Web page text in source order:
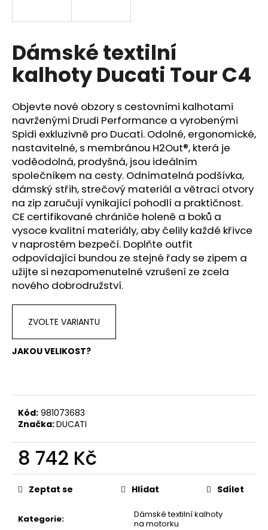
Dámské textilní
kalhoty Ducati Tour C4
Objevte nové obzory s cestovními kalhotami
navrženými Drudi Performance a vyrobenými
Spidi exkluzivně pro Ducati. Odolné, ergonomické,
nastavitelné, s membránou H2Out®, která je
voděodolná, prodyšná, jsou ideálním
společníkem na cesty. Odnímatelná podšívka,
dámský střih, strečový materiál a větrací otvory
na zip zaručují vynikající pohodlí a praktičnost.
CE certifikované chrániče holeně a boků a
vysoce kvalitní materiály, aby čelily každé křivce
v naprostém bezpečí. Doplňte outfit
odpovídající bundou ze stejné řady se zipem a
užijte si nezapomenutelné vzrušení ze zcela
nového dobrodružství.
ZVOLTE VARIANTU
JAKOU VELIKOST?
Kód: 981073683
Značka:DUCATI
8 742 Kč
Měrná
cena:
Kategorie:
Dámské textilní kalhoty
na motorku
Zeptat se Hlídat Sdílet
í
t
?
HLEDAT
D
o
p
o
r
u
č
u
e
e
ČERNÉ
Kč